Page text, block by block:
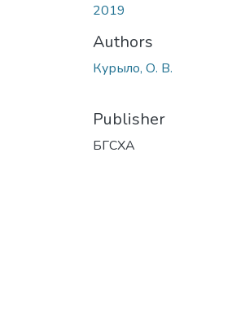
2019
Authors
Курыло, О. В.
Publisher
БГСХА